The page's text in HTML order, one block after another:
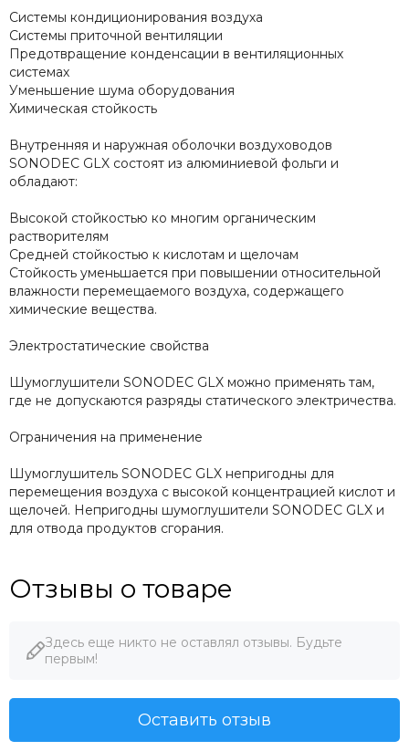
Системы кондиционирования воздуха
Системы приточной вентиляции
Предотвращение конденсации в вентиляционных
системах
Уменьшение шума оборудования
Химическая стойкость
Внутренняя и наружная оболочки воздуховодов
SONODEC GLX состоят из алюминиевой фольги и
обладают:
Высокой стойкостью ко многим органическим
растворителям
Средней стойкостью к кислотам и щелочам
Стойкость уменьшается при повышении относительной
влажности перемещаемого воздуха, содержащего
химические вещества.
Электростатические свойства
Шумоглушители SONODEC GLX можно применять там,
где не допускаются разряды статического электричества.
Ограничения на применение
Шумоглушитель SONODEC GLX непригодны для
перемещения воздуха с высокой концентрацией кислот и
щелочей. Непригодны шумоглушители SONODEC GLX и
для отвода продуктов сгорания.
Отзывы о товаре
Здесь еще никто не оставлял отзывы. Будьте
первым!
Оставить отзыв